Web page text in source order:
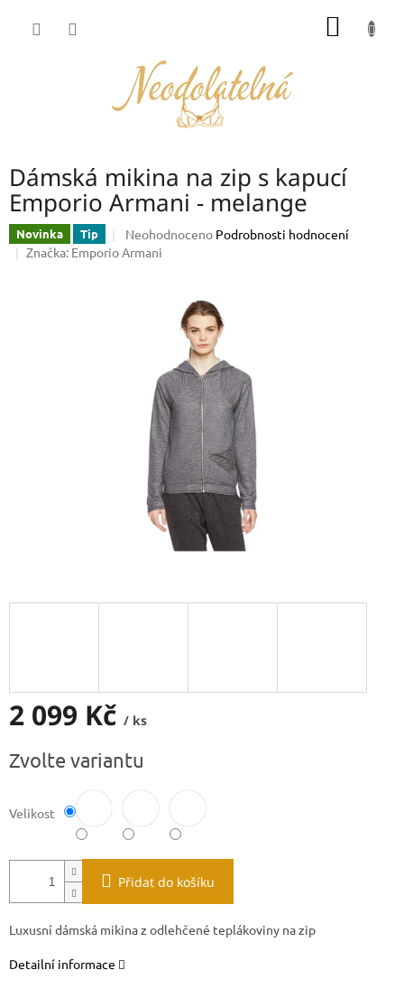
Dámská mikina na zip s kapucí
Emporio Armani - melange
Novinka Tip
Průměrné
hodnocení
Neohodnoceno Podrobnosti hodnocení
Značka: Emporio Armani
2 099 Kč / ks
cena:
Zvolte variantu
Velikost
Přidat do košíku
Luxusní dámská mikina z odlehčené teplákoviny na zip
Detailní informace